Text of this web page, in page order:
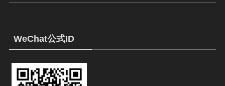
WeChat公式ID